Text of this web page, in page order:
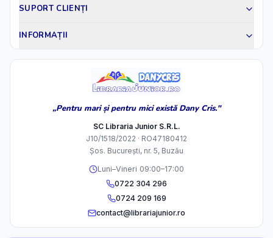
SUPORT CLIENȚI
INFORMAȚII
„Pentru mari și pentru mici există Dany Cris."
SC Libraria Junior S.R.L.
J10/1518/2022 · RO47180412
Șos. București, nr. 5, Buzău
Luni–Vineri 09:00–17:00
0722 304 296
0724 209 169
contact@librariajunior.ro